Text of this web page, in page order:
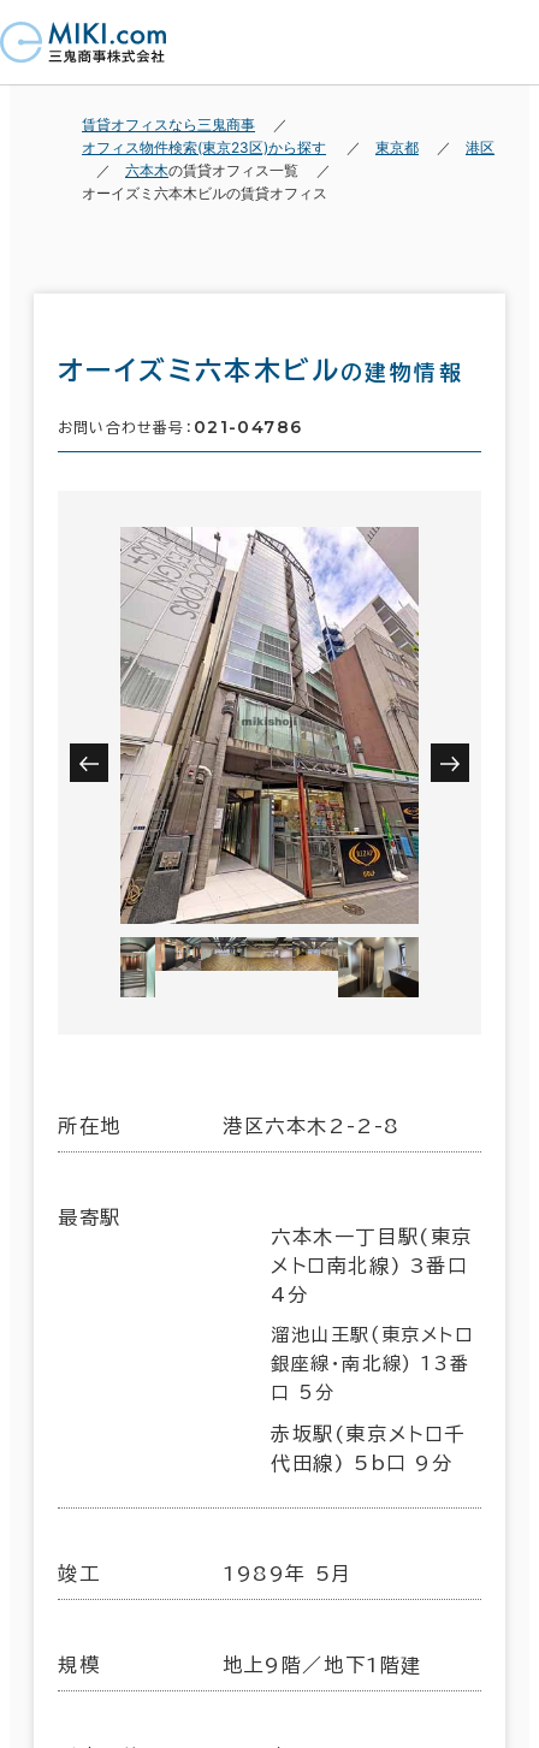
賃貸オフィスなら三鬼商事
オフィス物件検索(東京23区)から探す
東京都
港区
六本木の賃貸オフィス一覧
オーイズミ六本木ビルの賃貸オフィス
オーイズミ六本木ビルの建物情報
お問い合わせ番号： 021-04786
所在地 港区六本木2-2-8
最寄駅
六本木一丁目駅(東京
メトロ南北線) 3番口
4分
溜池山王駅(東京メトロ
銀座線･南北線) 13番
口 5分
赤坂駅(東京メトロ千
代田線) 5b口 9分
竣工 1989年 5月
規模 地上9階／地下1階建